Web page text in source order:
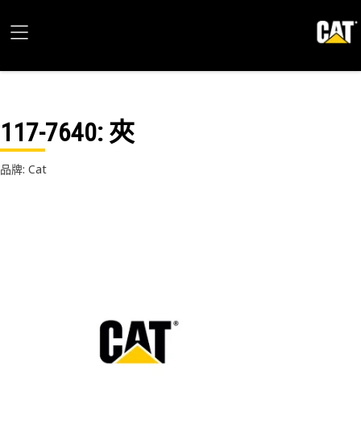
117-7640: 夾
品牌: Cat